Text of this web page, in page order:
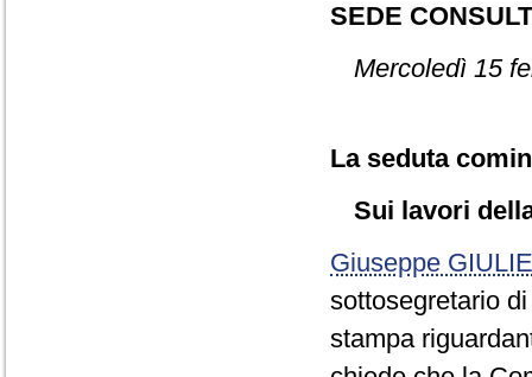
SEDE
Mercoledì 15
La seduta
Sui lavori
Giuseppe
sottosegretario
stampa